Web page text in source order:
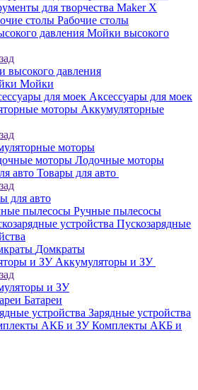
для творчества Maker X
Рабочие столы
Мойки высокого
высокого давления
Мойки
Аксессуары для моек
Аккумуляторные
моторы
Лодочные моторы
Товары для авто
для авто
Ручные пылесосы
Пускозарядные
Домкраты
Аккумуляторы и ЗУ
и ЗУ
Батареи
Зарядные устройства
Комплекты АКБ и